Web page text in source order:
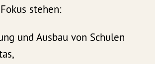
stehen:
und Ausbau von Schulen